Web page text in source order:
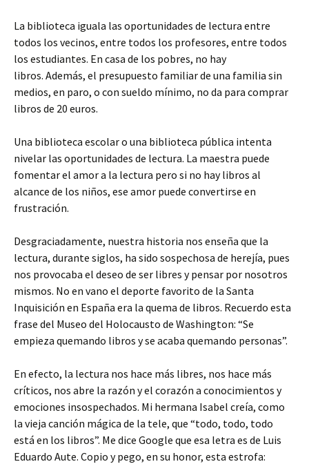
La biblioteca iguala las oportunidades de lectura entre
todos los vecinos, entre todos los profesores, entre todos
los estudiantes. En casa de los pobres, no hay
libros. Además, el presupuesto familiar de una familia sin
medios, en paro, o con sueldo mínimo, no da para comprar
libros de 20 euros.
Una biblioteca escolar o una biblioteca pública intenta
nivelar las oportunidades de lectura. La maestra puede
fomentar el amor a la lectura pero si no hay libros al
alcance de los niños, ese amor puede convertirse en
frustración.
Desgraciadamente, nuestra historia nos enseña que la
lectura, durante siglos, ha sido sospechosa de herejía, pues
nos provocaba el deseo de ser libres y pensar por nosotros
mismos. No en vano el deporte favorito de la Santa
Inquisición en España era la quema de libros. Recuerdo esta
frase del Museo del Holocausto de Washington: “Se
empieza quemando libros y se acaba quemando personas”.
En efecto, la lectura nos hace más libres, nos hace más
críticos, nos abre la razón y el corazón a conocimientos y
emociones insospechados. Mi hermana Isabel creía, como
la vieja canción mágica de la tele, que “todo, todo, todo
está en los libros”. Me dice Google que esa letra es de Luis
Eduardo Aute. Copio y pego, en su honor, esta estrofa: